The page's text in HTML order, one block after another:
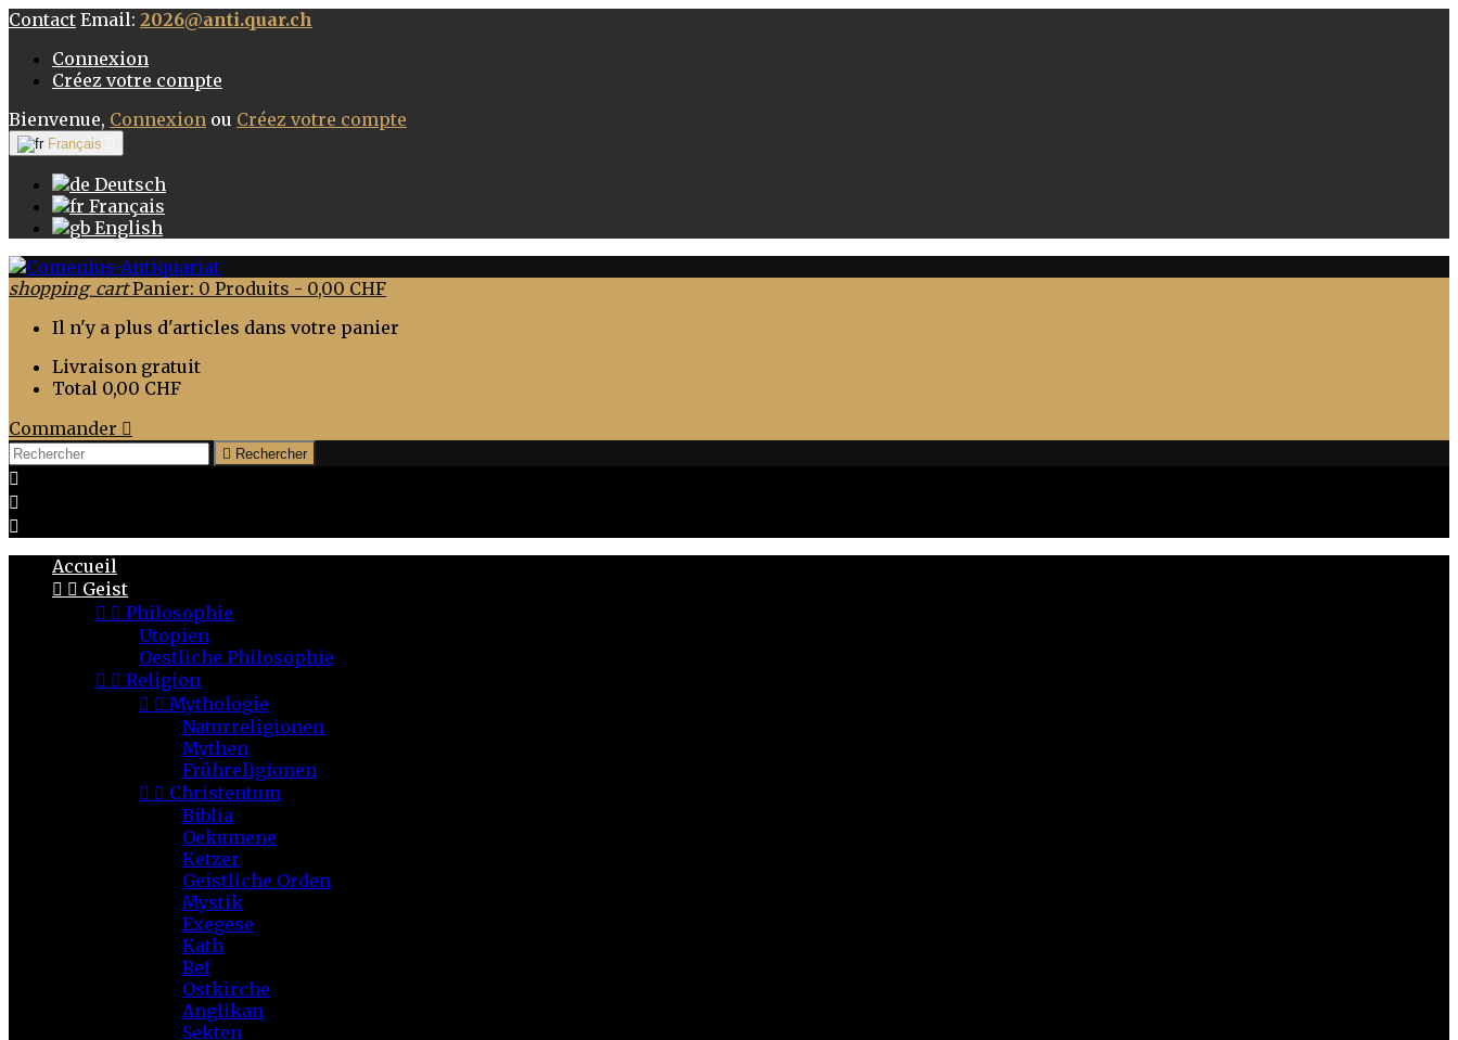
Contact Email: 2026@anti.quar.ch
Connexion
Créez votre compte
Bienvenue, Connexion ou Créez votre compte
Français
Deutsch
Français
English
shopping_cart Panier: 0 Produits - 0,00 CHF
Il n'y a plus d'articles dans votre panier
Livraison gratuit
Total 0,00 CHF
Commander 
 Rechercher



Accueil
  Geist
  Philosophie
Utopien
Oestliche Philosophie
  Religion
  Mythologie
Naturreligionen
Mythen
Frühreligionen
  Christentum
Biblia
Oekumene
Ketzer
Geistliche Orden
Mystik
Exegese
Kath
Ref
Ostkirche
Anglikan
Sekten